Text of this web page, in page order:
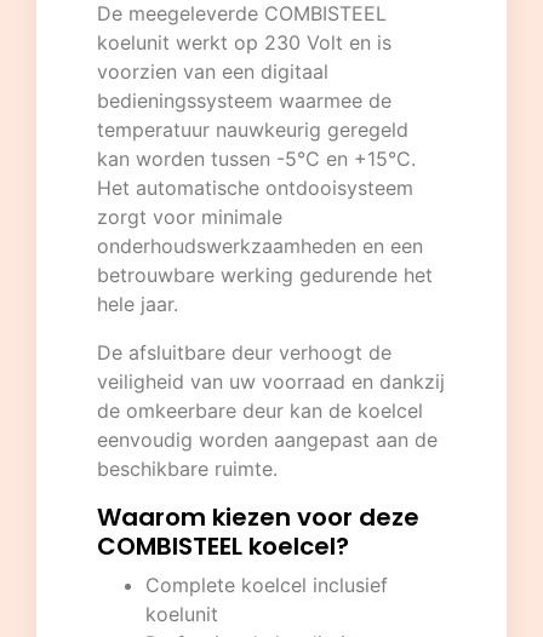
De meegeleverde COMBISTEEL
koelunit werkt op 230 Volt en is
voorzien van een digitaal
bedieningssysteem waarmee de
temperatuur nauwkeurig geregeld
kan worden tussen -5°C en +15°C.
Het automatische ontdooisysteem
zorgt voor minimale
onderhoudswerkzaamheden en een
betrouwbare werking gedurende het
hele jaar.
De afsluitbare deur verhoogt de
veiligheid van uw voorraad en dankzij
de omkeerbare deur kan de koelcel
eenvoudig worden aangepast aan de
beschikbare ruimte.
Waarom kiezen voor deze
COMBISTEEL koelcel?
Complete koelcel inclusief
koelunit